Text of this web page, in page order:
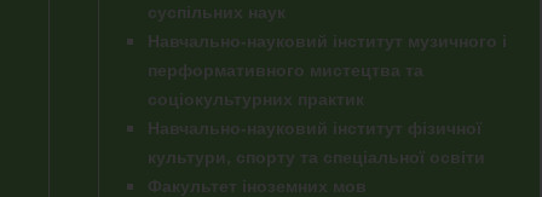
суспільних наук
Навчально-науковий інститут музичного і
перформативного мистецтва та
соціокультурних практик
Навчально-науковий інститут фізичної
культури, спорту та спеціальної освіти
Факультет іноземних мов